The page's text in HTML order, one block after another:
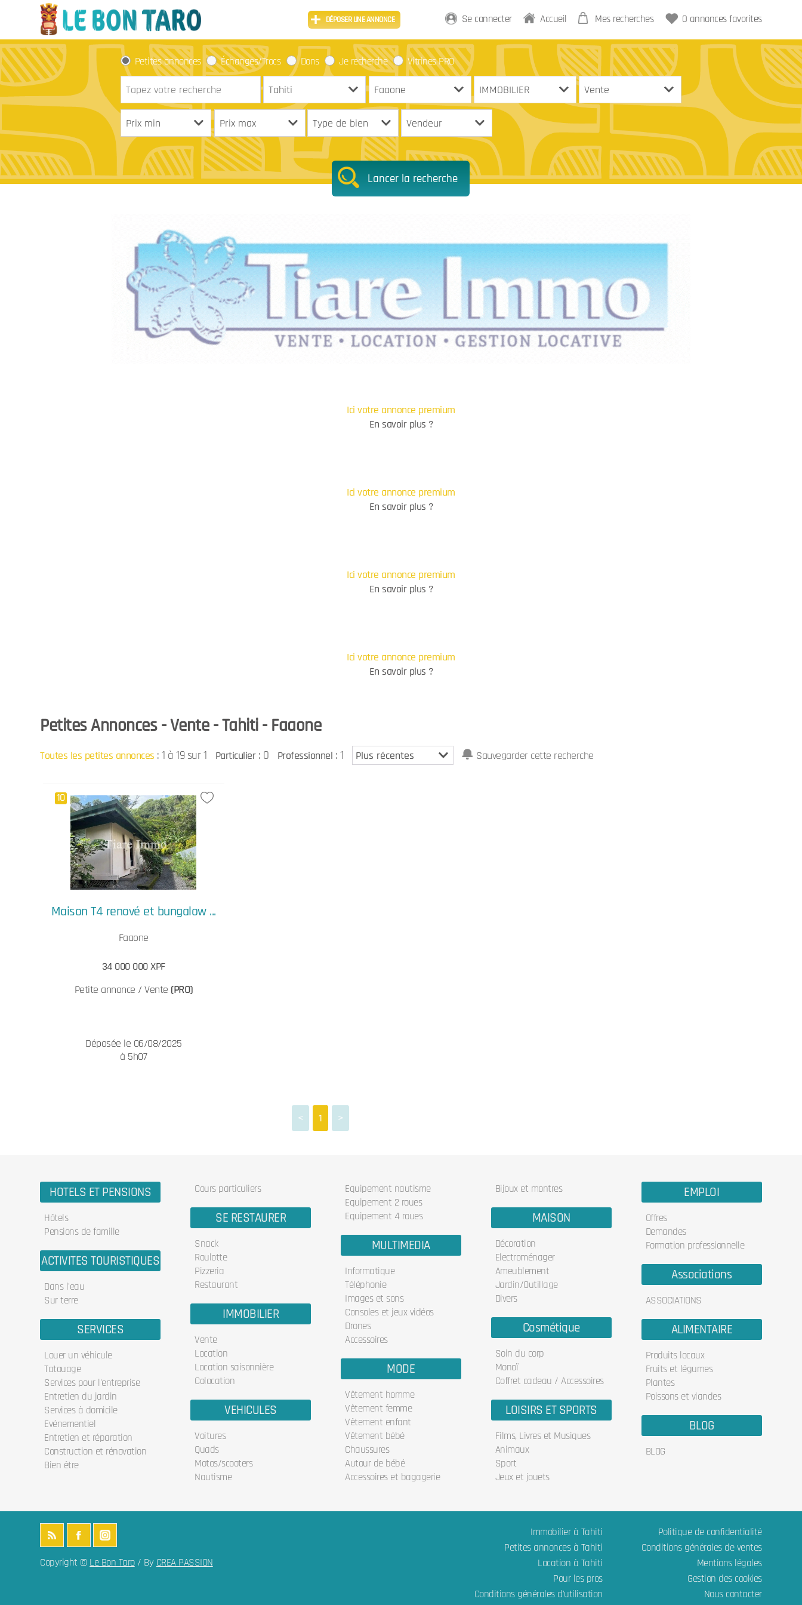
DÉPOSER UNE ANNONCE Se connecter Accueil Mes recherches 0 annonces favorites
Petites annonces Échanges/Trocs Dons Je recherche Vitrines PRO
Lancer la recherche
Ici votre annonce premium
En savoir plus ?
Ici votre annonce premium
En savoir plus ?
Ici votre annonce premium
En savoir plus ?
Ici votre annonce premium
En savoir plus ?
Petites Annonces - Vente - Tahiti - Faaone
Toutes les petites annonces :1 à 19 sur 1 Particulier: 0 Professionnel : 1 Sauvegarder cette recherche
10
Maison T4 renové et bungalow ...
Faaone
34 000 000 XPF
Petite annonce / Vente (PRO)
Déposée le 06/08/2025
à 5h07
< 1 >
HOTELS ET PENSIONS
Hôtels
Pensions de famille
ACTIVITES TOURISTIQUES
Dans l'eau
Sur terre
SERVICES
Louer un véhicule
Tatouage
Services pour l'entreprise
Entretien du jardin
Services à domicile
Evénementiel
Entretien et réparation
Construction et rénovation
Bien être
Cours particuliers
SE RESTAURER
Snack
Roulotte
Pizzeria
Restaurant
IMMOBILIER
Vente
Location
Location saisonnière
Colocation
VEHICULES
Voitures
Quads
Motos/scooters
Nautisme
Equipement nautisme
Equipement 2 roues
Equipement 4 roues
MULTIMEDIA
Informatique
Téléphonie
Images et sons
Consoles et jeux vidéos
Drones
Accessoires
MODE
Vêtement homme
Vêtement femme
Vêtement enfant
Vêtement bébé
Chaussures
Autour de bébé
Accessoires et bagagerie
Bijoux et montres
MAISON
Décoration
Electroménager
Ameublement
Jardin/Outillage
Divers
Cosmétique
Soin du corp
Monoï
Coffret cadeau / Accessoires
LOISIRS ET SPORTS
Films, Livres et Musiques
Animaux
Sport
Jeux et jouets
EMPLOI
Offres
Demandes
Formation professionnelle
Associations
ASSOCIATIONS
ALIMENTAIRE
Produits locaux
Fruits et légumes
Plantes
Poissons et viandes
BLOG
BLOG
Copyright © Le Bon Taro/ By CREA PASSION
Immobilier à Tahiti
Petites annonces à Tahiti
Location à Tahiti
Pour les pros
Conditions générales d'utilisation
Politique de confidentialité
Conditions générales de ventes
Mentions légales
Gestion des cookies
Nous contacter